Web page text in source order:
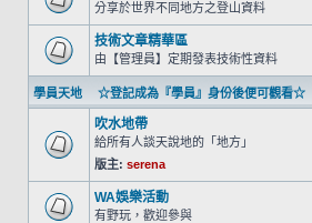
分享於世界不同地方之登山資料
技術文章精華區
由【管理員】定期發表技術性資料
學員天地 ☆登記成為『學員』身份後便可觀看☆
吹水地帶
給所有人談天說地的「地方」
版主: serena
WA娛樂活動
有野玩，歡迎參與